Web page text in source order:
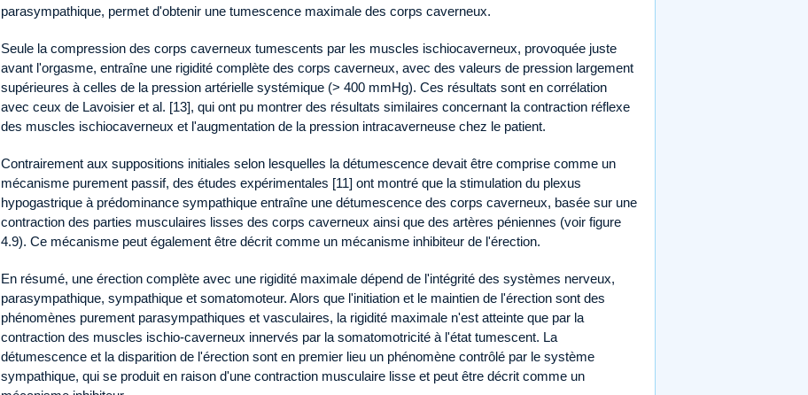
parasympathique, permet d'obtenir une tumescence maximale des corps caverneux.
Seule la compression des corps caverneux tumescents par les muscles ischiocaverneux, provoquée juste
avant l'orgasme, entraîne une rigidité complète des corps caverneux, avec des valeurs de pression largement
supérieures à celles de la pression artérielle systémique (> 400 mmHg). Ces résultats sont en corrélation
avec ceux de Lavoisier et al. [13], qui ont pu montrer des résultats similaires concernant la contraction réflexe
des muscles ischiocaverneux et l'augmentation de la pression intracaverneuse chez le patient.
Contrairement aux suppositions initiales selon lesquelles la détumescence devait être comprise comme un
mécanisme purement passif, des études expérimentales [11] ont montré que la stimulation du plexus
hypogastrique à prédominance sympathique entraîne une détumescence des corps caverneux, basée sur une
contraction des parties musculaires lisses des corps caverneux ainsi que des artères péniennes (voir figure
4.9). Ce mécanisme peut également être décrit comme un mécanisme inhibiteur de l'érection.
En résumé, une érection complète avec une rigidité maximale dépend de l'intégrité des systèmes nerveux,
parasympathique, sympathique et somatomoteur. Alors que l'initiation et le maintien de l'érection sont des
phénomènes purement parasympathiques et vasculaires, la rigidité maximale n'est atteinte que par la
contraction des muscles ischio-caverneux innervés par la somatomotricité à l'état tumescent. La
détumescence et la disparition de l'érection sont en premier lieu un phénomène contrôlé par le système
sympathique, qui se produit en raison d'une contraction musculaire lisse et peut être décrit comme un